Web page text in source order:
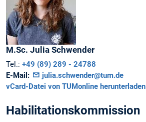
M.Sc. Julia Schwender
Tel.: +49 (89) 289 - 24788
E-Mail:
julia.schwender@tum.de
vCard-Datei von TUMonline herunterladen
Habilitationskommission